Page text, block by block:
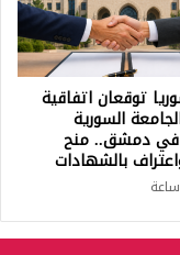
توقعان اتفاقية
السورية
في دمشق.. منح
بالشهادات